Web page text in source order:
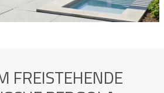
FREISTEHENDE